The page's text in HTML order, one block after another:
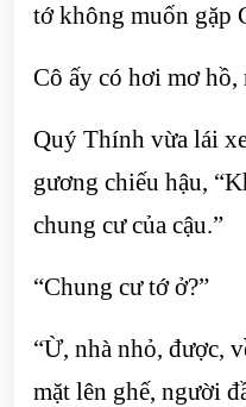
tớ không muốn gặp
Cô ấy có hơi mơ
Quý Thính vừa lái
gương chiếu hậu,
chung cư của cậu.”
“Chung cư tớ ở?”
“Ừ, nhà nhỏ, được,
mặt lên ghế, người